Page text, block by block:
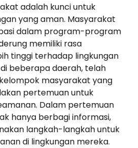
adalah kunci untuk
yang aman. Masyarakat
dalam program-program
memiliki rasa
tinggi terhadap lingkungan
beberapa daerah, telah
masyarakat yang
pertemuan untuk
Dalam pertemuan
hanya berbagi informasi,
langkah-langkah untuk
di lingkungan mereka.